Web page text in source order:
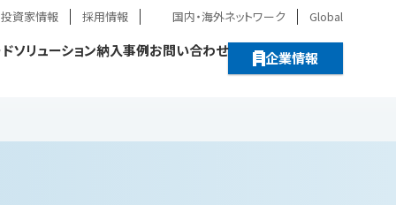
投資家情報 採用情報 国内・海外ネットワーク Global
ソリューション納入事例お問い合わせ 企業情報